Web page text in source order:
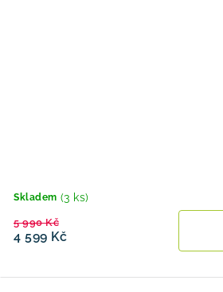
Skladem (3 ks)
4 599 Kč
5 990 Kč